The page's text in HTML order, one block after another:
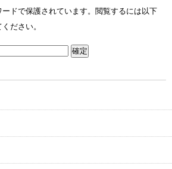
ドで保護されています。閲覧するには以下
ださい。